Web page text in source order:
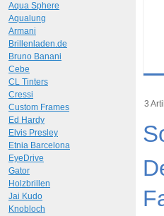
3
Aqua Sphere
Aqualung
Armani
Brillenladen.de
Bruno Banani
Cebe
CL Tinters
Cressi
Custom Frames
Ed Hardy
Elvis Presley
Etnia Barcelona
EyeDrive
Gator
Holzbrillen
Jai Kudo
Knobloch